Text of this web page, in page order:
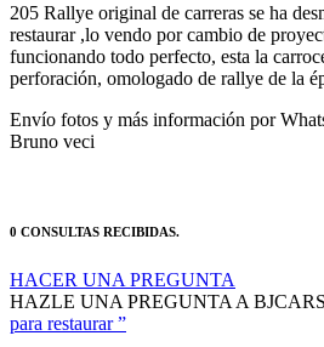
205 Rallye original de carreras se ha
restaurar ,lo vendo por cambio de
funcionando todo perfecto, esta la
perforación, omologado de rallye de la
Envío fotos y más información por
Bruno veci
0 CONSULTAS RECIBIDAS.
HACER UNA PREGUNTA
HAZLE UNA PREGUNTA A
para restaurar ”